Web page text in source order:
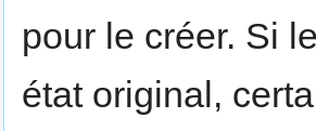
pour le créer. Si
état original,